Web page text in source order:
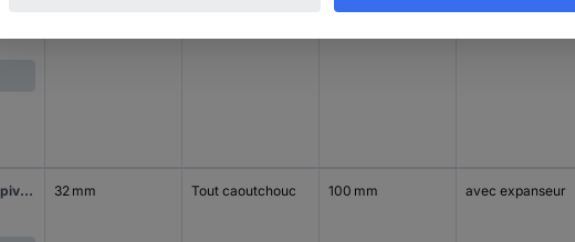
100 mm avec expanseur
Blickle 224162 LKRA-VPA 101K-11-FI-EL-FA-E13 Roulette pivotante avec blocage Diamètre de la roue: 100 mm Capacité de charge (max.): 80 kg 1 pc(s) 32 mm Tout caoutchouc 100 mm avec expanseur